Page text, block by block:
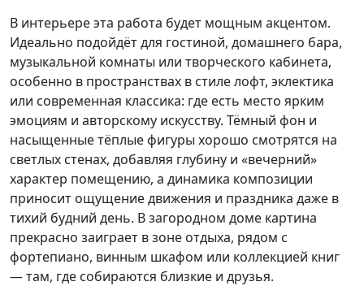
В интерьере эта работа будет мощным акцентом.
Идеально подойдёт для гостиной, домашнего бара,
музыкальной комнаты или творческого кабинета,
особенно в пространствах в стиле лофт, эклектика
или современная классика: где есть место ярким
эмоциям и авторскому искусству. Тёмный фон и
насыщенные тёплые фигуры хорошо смотрятся на
светлых стенах, добавляя глубину и «вечерний»
характер помещению, а динамика композиции
приносит ощущение движения и праздника даже в
тихий будний день. В загородном доме картина
прекрасно заиграет в зоне отдыха, рядом с
фортепиано, винным шкафом или коллекцией книг
— там, где собираются близкие и друзья.